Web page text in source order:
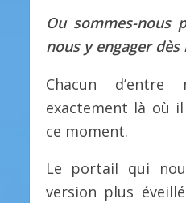
Ou sommes-nous
nous y engager
Chacun
exactement là où
ce moment.
Le portail qui
version plus